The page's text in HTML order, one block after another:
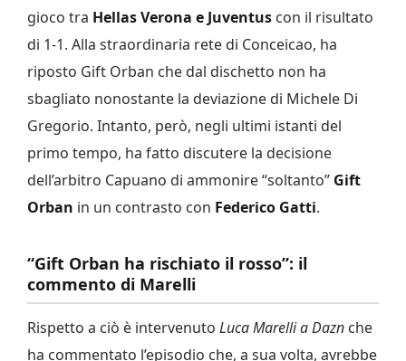
gioco tra Hellas Verona e Juventus con il risultato
di 1-1. Alla straordinaria rete di Conceicao, ha
riposto Gift Orban che dal dischetto non ha
sbagliato nonostante la deviazione di Michele Di
Gregorio. Intanto, però, negli ultimi istanti del
primo tempo, ha fatto discutere la decisione
dell’arbitro Capuano di ammonire “soltanto” Gift
Orban in un contrasto con Federico Gatti.
“Gift Orban ha rischiato il rosso”: il
commento di Marelli
Rispetto a ciò è intervenuto Luca Marelli a Dazn che
ha commentato l’episodio che, a sua volta, avrebbe